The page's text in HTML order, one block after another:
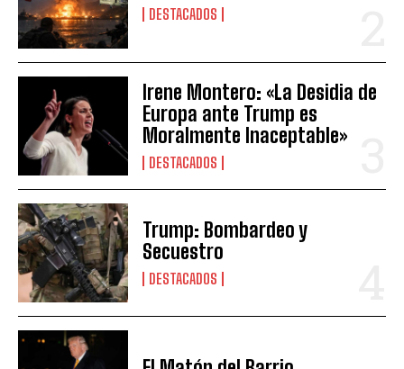
DESTACADOS
Irene Montero: «La Desidia de
Europa ante Trump es
Moralmente Inaceptable»
DESTACADOS
Trump: Bombardeo y
Secuestro
DESTACADOS